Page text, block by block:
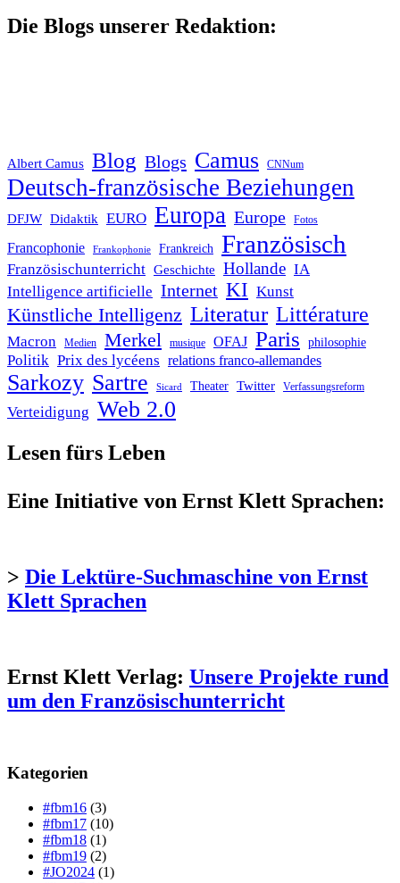
Die Blogs unserer Redaktion:
Albert Camus Blog Blogs Camus CNNum
Deutsch-französische Beziehungen
DFJW Didaktik EURO Europa Europe Fotos
Francophonie Frankophonie Frankreich Französisch
Französischunterricht Geschichte Hollande IA
Intelligence artificielle Internet KI Kunst
Künstliche Intelligenz Literatur Littérature
Macron Medien Merkel musique OFAJ Paris philosophie
Politik Prix des lycéens relations franco-allemandes
Sarkozy Sartre Sicard Theater Twitter Verfassungsreform
Verteidigung Web 2.0
Lesen fürs Leben
Eine Initiative von Ernst Klett Sprachen:
> Die Lektüre-Suchmaschine von Ernst
Klett Sprachen
Ernst Klett Verlag: Unsere Projekte rund
um den Französischunterricht
Kategorien
#fbm16 (3)
#fbm17 (10)
#fbm18 (1)
#fbm19 (2)
#JO2024 (1)